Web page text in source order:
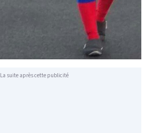
La suite après cette publicité